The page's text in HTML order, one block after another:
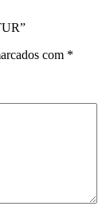
com *